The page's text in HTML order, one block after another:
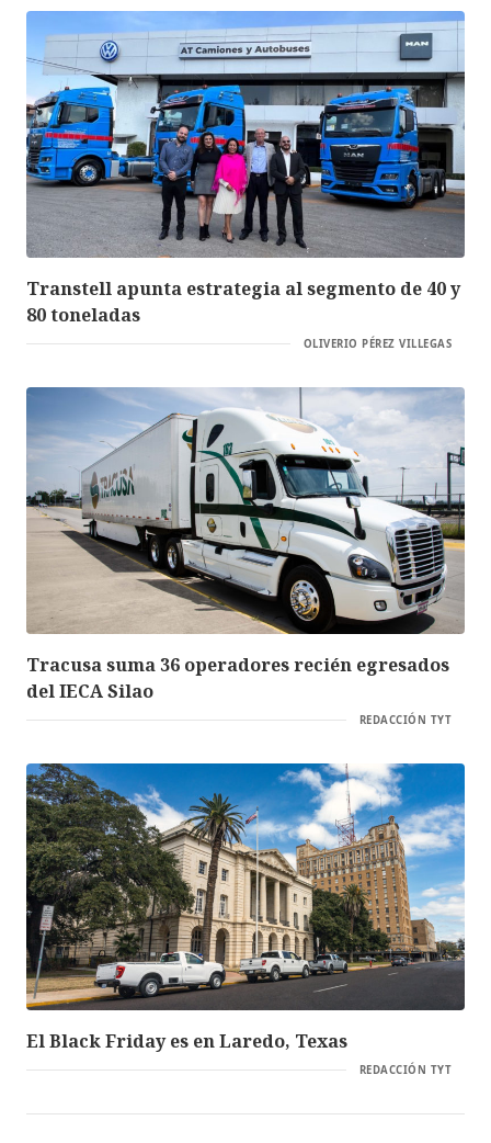
Transtell apunta estrategia al segmento de 40 y
80 toneladas
OLIVERIO PÉREZ VILLEGAS
Tracusa suma 36 operadores recién egresados
del IECA Silao
REDACCIÓN TYT
El Black Friday es en Laredo, Texas
REDACCIÓN TYT